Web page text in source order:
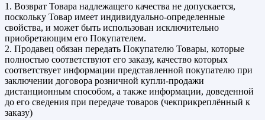
1. Возврат Товара надлежащего качества не допускается,
поскольку Товар имеет индивидуально-определенные
свойства, и может быть использован исключительно
приобретающим его Покупателем.
2. Продавец обязан передать Покупателю Товары, которые
полностью соответствуют его заказу, качество которых
соответствует информации представленной покупателю при
заключении договора розничной купли-продажи
дистанционным способом, а также информации, доведенной
до его сведения при передаче товаров (чекприкреплённый к
заказу)